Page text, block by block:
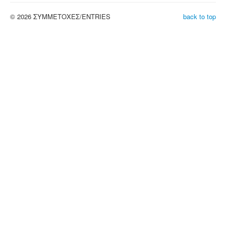
back to top
© 2026 ΣΥΜΜΕΤΟΧΕΣ/ENTRIES